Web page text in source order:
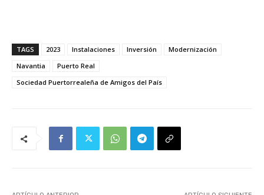
TAGS 2023 Instalaciones Inversión
Modernización
Navantia
Puerto Real
Sociedad Puertorrealeña de Amigos del País